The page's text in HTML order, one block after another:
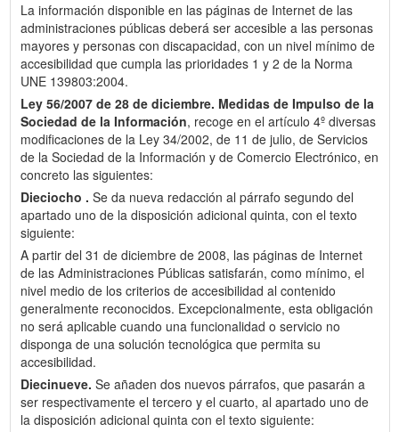
La información disponible en las páginas de Internet de las
administraciones públicas deberá ser accesible a las personas
mayores y personas con discapacidad, con un nivel mínimo de
accesibilidad que cumpla las prioridades 1 y 2 de la Norma
UNE 139803:2004.
Ley 56/2007 de 28 de diciembre. Medidas de Impulso de la
Sociedad de la Información, recoge en el artículo 4º diversas
modificaciones de la Ley 34/2002, de 11 de julio, de Servicios
de la Sociedad de la Información y de Comercio Electrónico, en
concreto las siguientes:
Dieciocho . Se da nueva redacción al párrafo segundo del
apartado uno de la disposición adicional quinta, con el texto
siguiente:
A partir del 31 de diciembre de 2008, las páginas de Internet
de las Administraciones Públicas satisfarán, como mínimo, el
nivel medio de los criterios de accesibilidad al contenido
generalmente reconocidos. Excepcionalmente, esta obligación
no será aplicable cuando una funcionalidad o servicio no
disponga de una solución tecnológica que permita su
accesibilidad.
Diecinueve. Se añaden dos nuevos párrafos, que pasarán a
ser respectivamente el tercero y el cuarto, al apartado uno de
la disposición adicional quinta con el texto siguiente: